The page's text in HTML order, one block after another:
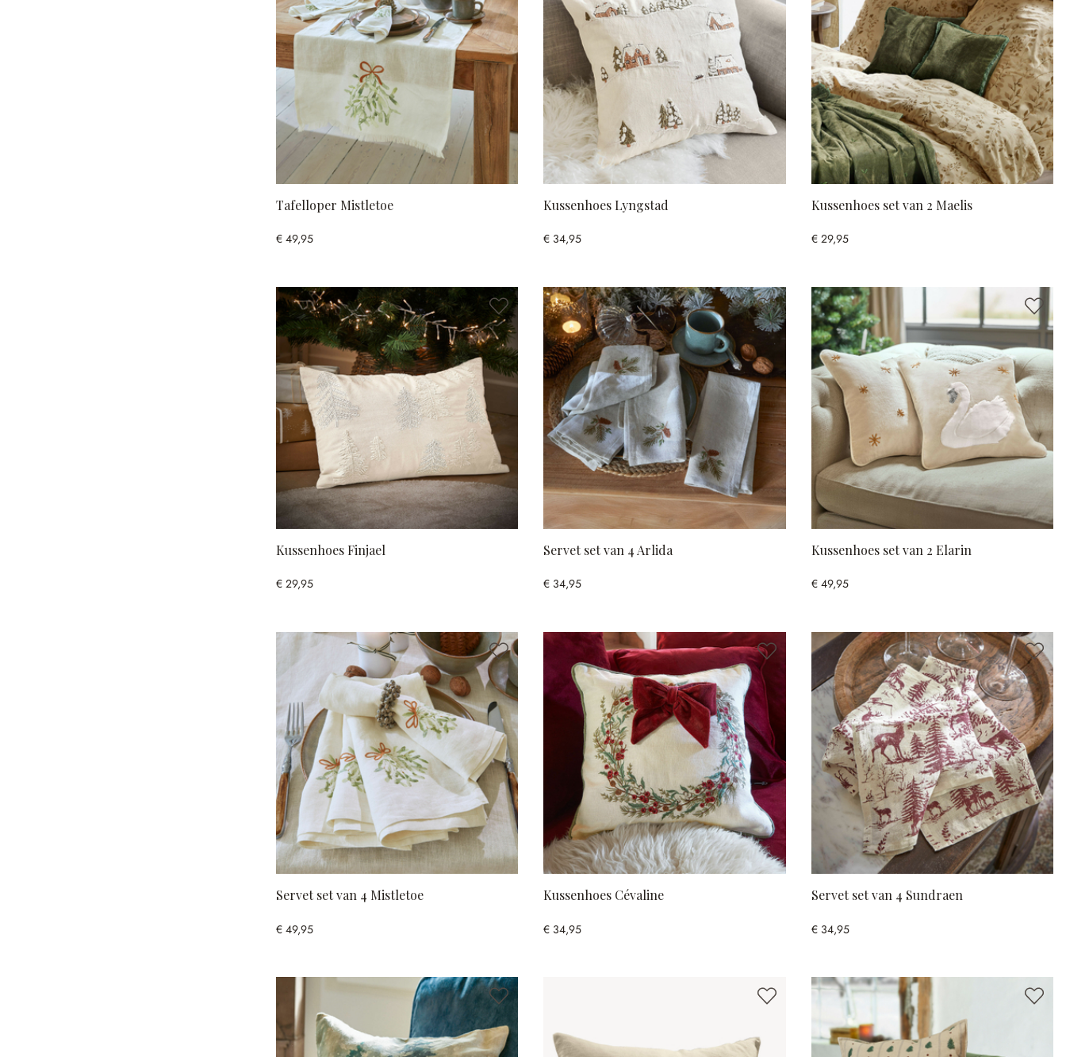
Tafelloper Mistletoe
€ 49,95
Kussenhoes Lyngstad
€ 34,95
Kussenhoes set van 2 Maelis
€ 29,95
Kussenhoes Finjael
€ 29,95
Servet set van 4 Arlida
€ 34,95
Kussenhoes set van 2 Elarin
€ 49,95
Servet set van 4 Mistletoe
€ 49,95
Kussenhoes Cévaline
€ 34,95
Servet set van 4 Sundraen
€ 34,95